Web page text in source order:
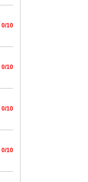
0/10
0/10
0/10
0/10